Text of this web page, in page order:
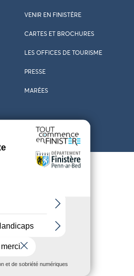
VENIR EN FINISTÈRE
CARTES ET BROCHURES
LES OFFICES DE TOURISME
PRESSE
MARÉES